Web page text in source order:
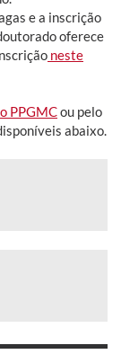
e a inscrição
oferece
neste
PPGMCou pelo
abaixo.